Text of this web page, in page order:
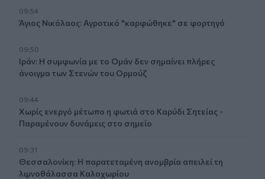
09:54
Άγιος Νικόλαος: Αγροτικό "καρφώθηκε" σε φορτηγό
09:50
Ιράν: Η συμφωνία με το Ομάν δεν σημαίνει πλήρες
άνοιγμα των Στενών του Ορμούζ
09:44
Χωρίς ενεργό μέτωπο η φωτιά στο Καρύδι Σητείας -
Παραμένουν δυνάμεις στο σημείο
09:31
Θεσσαλονίκη: Η παρατεταμένη ανομβρία απειλεί τη
λιμνοθάλασσα Καλοχωρίου